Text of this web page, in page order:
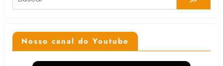
Nosso canal do Youtube